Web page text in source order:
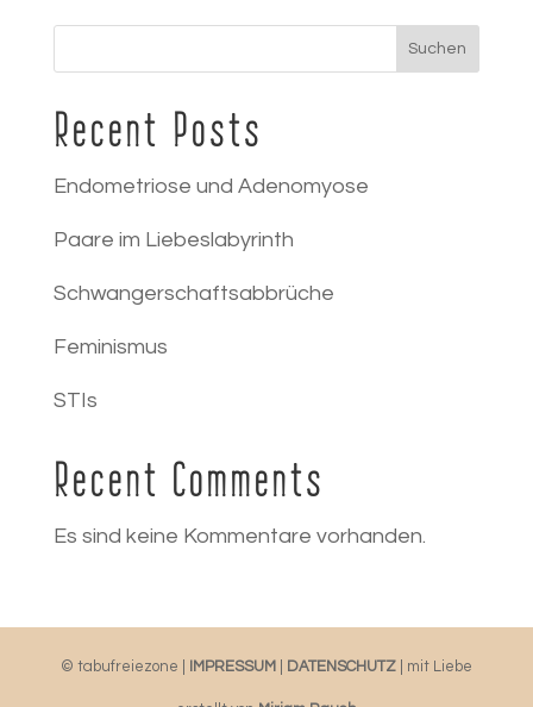
Suchen
Recent Posts
Endometriose und Adenomyose
Paare im Liebeslabyrinth
Schwangerschaftsabbrüche
Feminismus
STIs
Recent Comments
Es sind keine Kommentare vorhanden.
© tabufreiezone | IMPRESSUM DATENSCHUTZ| mit Liebe